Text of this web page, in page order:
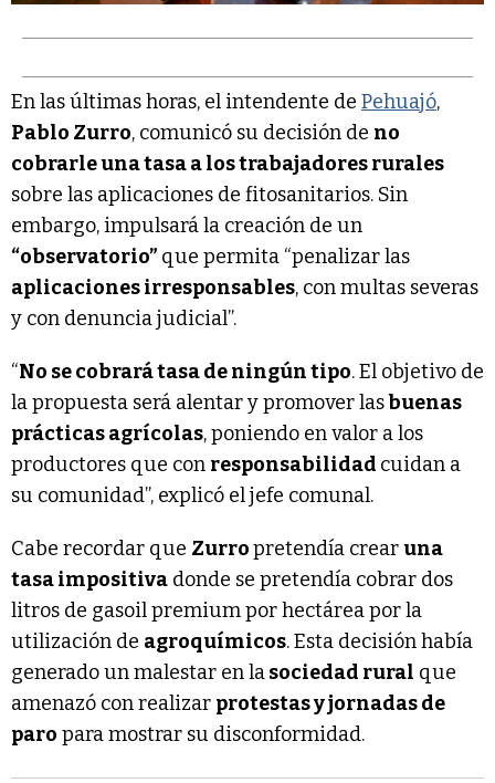
En las últimas horas, el intendente de Pehuajó,
Pablo Zurro, comunicó su decisión de no
cobrarle una tasa a los trabajadores rurales
sobre las aplicaciones de fitosanitarios. Sin
embargo, impulsará la creación de un
“observatorio” que permita “penalizar las
aplicaciones irresponsables, con multas severas
y con denuncia judicial”.
“No se cobrará tasa de ningún tipo. El objetivo de
la propuesta será alentar y promover lasbuenas
prácticas agrícolas, poniendo en valor a los
productores que con responsabilidad cuidan a
su comunidad”, explicó el jefe comunal.
Cabe recordar que Zurropretendía crearuna
tasa impositiva donde se pretendía cobrar dos
litros de gasoil premium por hectárea por la
utilización de agroquímicos. Esta decisión había
generado un malestar en lasociedad rural que
amenazó con realizar protestas y jornadas de
paro para mostrar su disconformidad.